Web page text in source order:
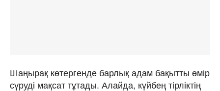
Шаңырақ көтергенде барлық адам бақытты өмір
сүруді мақсат тұтады. Алайда, күйбең тірліктің